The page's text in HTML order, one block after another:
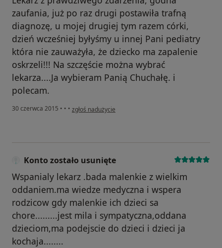
zaufania, już po raz drugi postawiła trafną
diagnozę, u mojej drugiej tym razem córki,
dzień wcześniej byłyśmy u innej Pani pediatry
która nie zauważyła, że dziecko ma zapalenie
oskrzeli!!! Na szczęście można wybrać
lekarza....Ja wybieram Panią Chuchałę. i
polecam.
30 czerwca 2015 • • • w opinii użytkownika Konto zostało usunięte
zgłoś nadużycie
Konto zostało usunięte
Wspanialy lekarz .bada malenkie z wielkim
oddaniem.ma wiedze medyczna i wspera
rodzicow gdy malenkie ich dzieci sa
chore.........jest mila i sympatyczna,oddana
dzieciom,ma podejscie do dzieci i dzieci ja
kochaja........